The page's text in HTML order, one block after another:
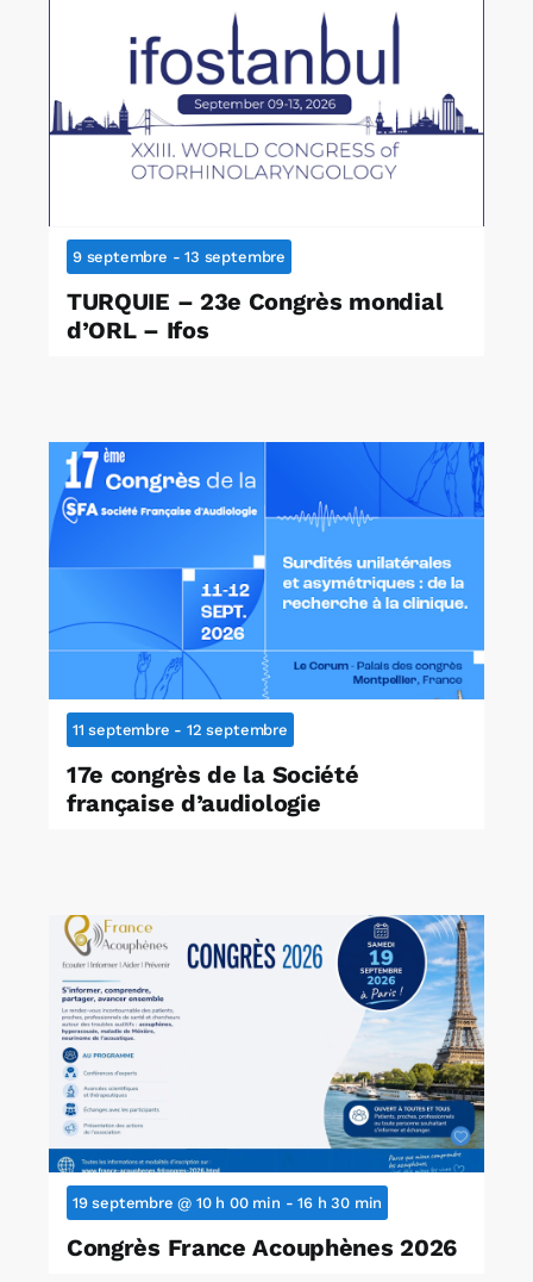
TURQUIE – 23e Congrès mondial
d’ORL – Ifos
9 septembre -13 septembre
17e congrès de la Société
française d’audiologie
11 septembre -12 septembre
Congrès France Acouphènes 2026
19 septembre @ 10 h 00 min -16 h 30 min